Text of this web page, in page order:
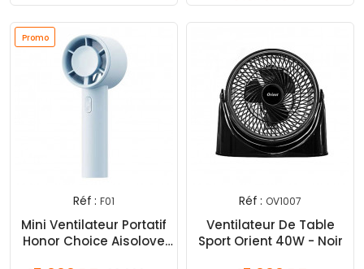
Promo
Réf : F01
Mini Ventilateur Portatif
Honor Choice Aisolove
Réf : OV1007
Ventilateur De Table
Sport Orient 40W - Noir